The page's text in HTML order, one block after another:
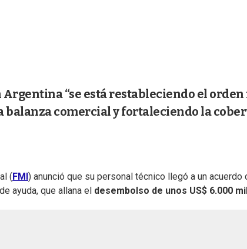
Argentina “se está restableciendo el
comercial y fortaleciendo la
( FMI ) anunció que su personal técnico llegó a un
ayuda, que allana el desembolso de unos US$ 6.000